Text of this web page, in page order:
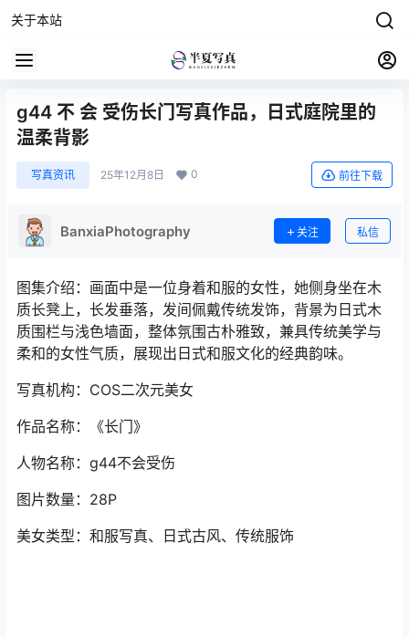
关于本站
g44 不 会 受伤长门写真作品，日式庭院里的
温柔背影
写真资讯 25年12月8日 0 前往下载
BanxiaPhotography 关注 私信
图集介绍：画面中是一位身着‌和服的女性‌，她侧身坐在木
质长凳上，长发垂落，发间佩戴传统发饰，背景为日式木
质围栏与浅色墙面，整体氛围‌古朴雅致‌，兼具传统美学与
柔和的女性气质，展现出日式和服文化的经典韵味。
写真机构：COS二次元美女
作品名称：《长门》
人物名称：g44不会受伤
图片数量：28P
美女类型：和服写真、日式古风、传统服饰